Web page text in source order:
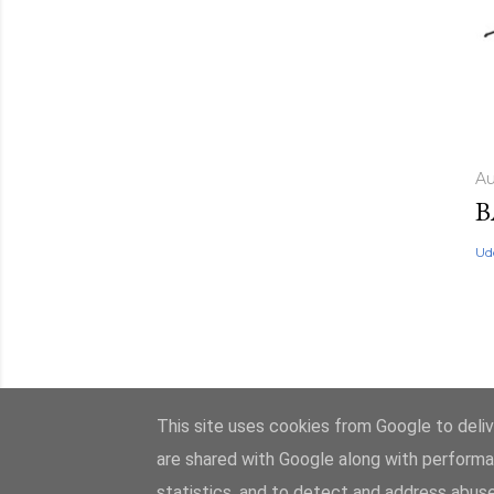
This site uses cookies from Google to
are shared with Google along with